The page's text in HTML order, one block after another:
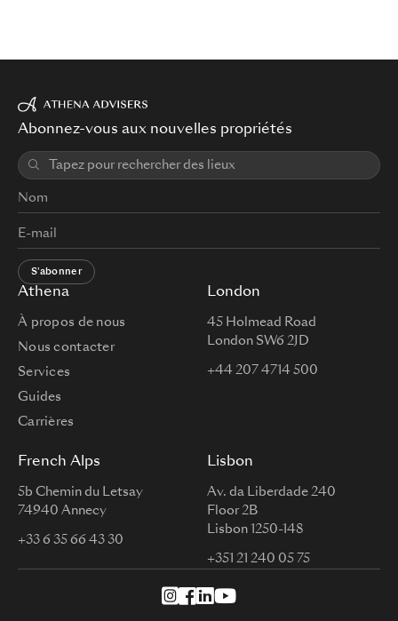
Athena
À propos de nous
Nous contacter
Services
Guides
Carrières
London
45 Holmead Road
London SW6 2JD
+44 207 4714 500
French Alps
5b Chemin du Letsay
74940 Annecy
+33 6 35 66 43 30
Lisbon
Av. da Liberdade 240
Floor 2B
Lisbon 1250-148
+351 21 240 05 75
Abonnez-vous aux nouvelles propriétés
S'abonner